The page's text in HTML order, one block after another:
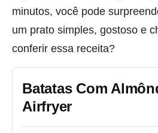
minutos, você pode
um prato simples, gostoso e
conferir essa receita?
Batatas Com
Airfryer